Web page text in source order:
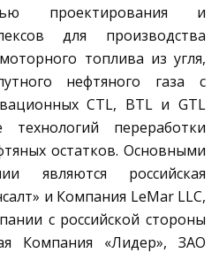
проектирования и
для производства
топлива из угля,
нефтяного газа с
CTL, BTL и GTL
переработки
остатков. Основными
являются российская
и Компания LeMar LLC,
с российской стороны
Компания «Лидер», ЗАО